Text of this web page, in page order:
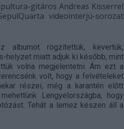
gitáros Andreas Kisserrel
videointerjú-sorozat
albumot rögzítettük, kevertük,
helyzet miatt adjuk ki később, mint
volna megjelentetni. Ám ezt a
volt, hogy a felvételeket
részei, még a karantén előtt
Lengyelországba, hogy
Tehát a lemez készen áll a